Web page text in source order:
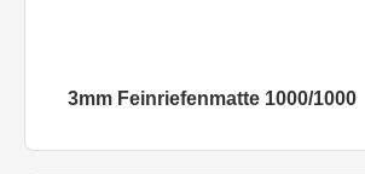
3mm Feinriefenmatte 1000/1000